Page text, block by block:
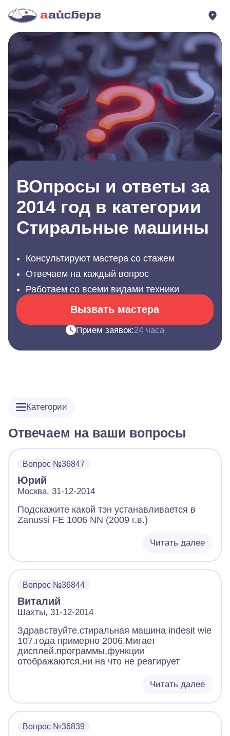
ВОпросы и ответы за
2014 год в категории
Стиральные машины
Консультируют мастера со стажем
Отвечаем на каждый вопрос
Работаем со всеми видами техники
Вызвать мастера
Прием заявок:24 часа
Категории
Отвечаем на ваши вопросы
Вопрос №36847
Юрий
Москва, 31-12-2014
Подскажите какой тэн устанавливается в
Zanussi FE 1006 NN (2009 г.в.)
Читать далее
Вопрос №36844
Виталий
Шахты, 31-12-2014
Здравствуйте.стиральная машина indesit wie
107.года примерно 2006.Мигает
дисплей.программы,функции
отображаются,ни на что не реагирует
Читать далее
Вопрос №36839